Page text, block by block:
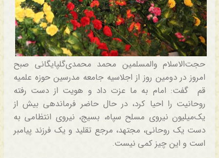
حجت‌الاسلام والمسلمین محمد محمدی‌گلپایگانی صبح
امروز در دومین روز از اجلاسیه جامعه مدرسین حوزه علمیه
قم گفت: امام به ما عزت داد و هویت از دست رفته
روحانیت را احیا کرد، در حال حاضر فرماندهی بیش از
یک‌میلیون نیروی مسلح سپاه، بسیج، نیروی انتظامی به
دست یک روحانی، مجتهد، مرجع تقلید و یک فرزند پیامبر
است و این چیز کمی نیست.